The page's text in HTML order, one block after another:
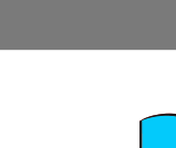
to